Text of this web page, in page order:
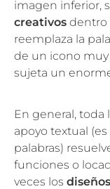
imagen inferior,
creativos dentro
reemplaza la
de un icono
sujeta un
En general, toda
apoyo textual
palabras)
funciones o
veces los